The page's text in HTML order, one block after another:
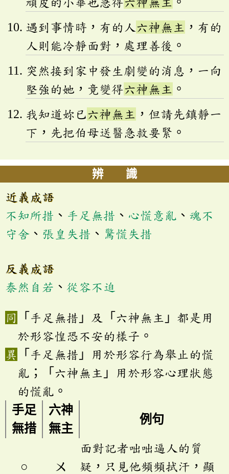
遇到事情時，有的人 六神無主 ，有的
人則能冷靜面對，處理善後。
突然接到家中發生劇變的消息，一向
堅強的她，竟變得六神無主 。
我知道妳已六神無主 ，但請先鎮靜一
下，先把伯母送醫急救要緊。
辨 識
近義成語
不知所措 、 手足無措 、 心慌意亂 、 魂不
守舍 、 張皇失措 、 驚慌失措
反義成語
泰然自若 、 從容不迫
「手足無措」及「六神無主」都是用
於形容惶恐不安的樣子。
「手足無措」用於形容行為舉止的慌
亂；「六神無主」用於形容心理狀態
的慌亂。
手足
無措
六神
無主
例句
○ ㄨ
面對記者咄咄逼人的質
疑，只見他頻頻拭汗，顯